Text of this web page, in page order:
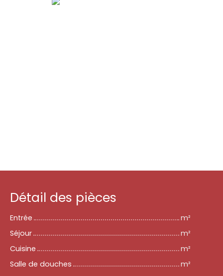
Détail des pièces
Entrée
m²
Séjour
m²
Cuisine
m²
Salle de douches
m²